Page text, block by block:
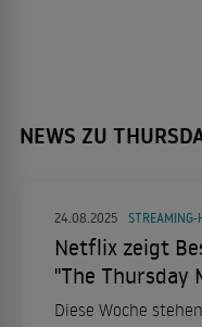
NEWS ZU
24.08.2025 STREAMING-
Netflix zeigt
"The Thursday
Diese Woche